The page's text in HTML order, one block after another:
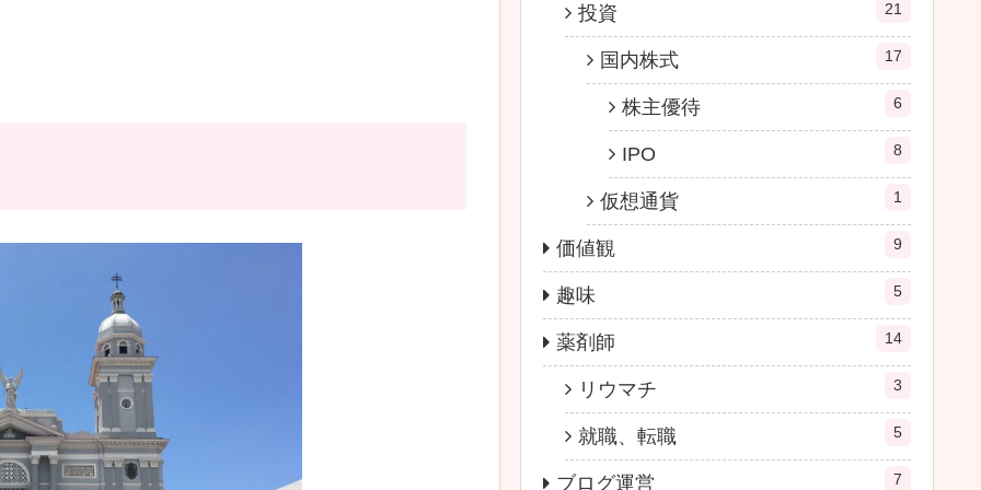
投資 21
国内株式 17
株主優待 6
IPO 8
仮想通貨 1
価値観 9
趣味 5
薬剤師 14
リウマチ 3
就職、転職 5
ブログ運営 7